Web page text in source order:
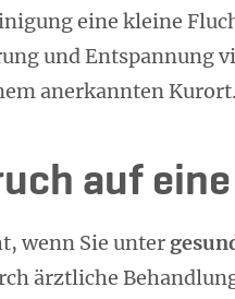
eine kleine
und Entspannung
anerkannten Kurort.
auf
wenn Sie unter
ärztliche